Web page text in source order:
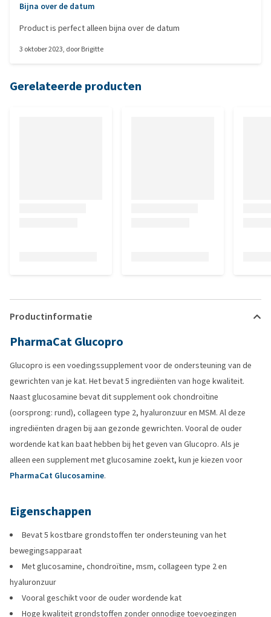
Bijna over de datum
Product is perfect alleen bijna over de datum
3 oktober 2023, doorBrigitte
Gerelateerde producten
Productinformatie
PharmaCat Glucopro
Glucopro is een voedingssupplement voor de ondersteuning van de
gewrichten van je kat. Het bevat 5 ingrediënten van hoge kwaliteit.
Naast glucosamine bevat dit supplement ook chondroïtine
(oorsprong: rund), collageen type 2, hyaluronzuur en MSM. Al deze
ingrediënten dragen bij aan gezonde gewrichten. Vooral de ouder
wordende kat kan baat hebben bij het geven van Glucopro. Als je
alleen een supplement met glucosamine zoekt, kun je kiezen voor
PharmaCat Glucosamine.
Eigenschappen
Bevat 5 kostbare grondstoffen ter ondersteuning van het
bewegingsapparaat
Met glucosamine, chondroïtine, msm, collageen type 2 en
hyaluronzuur
Vooral geschikt voor de ouder wordende kat
Hoge kwaliteit grondstoffen zonder onnodige toevoegingen